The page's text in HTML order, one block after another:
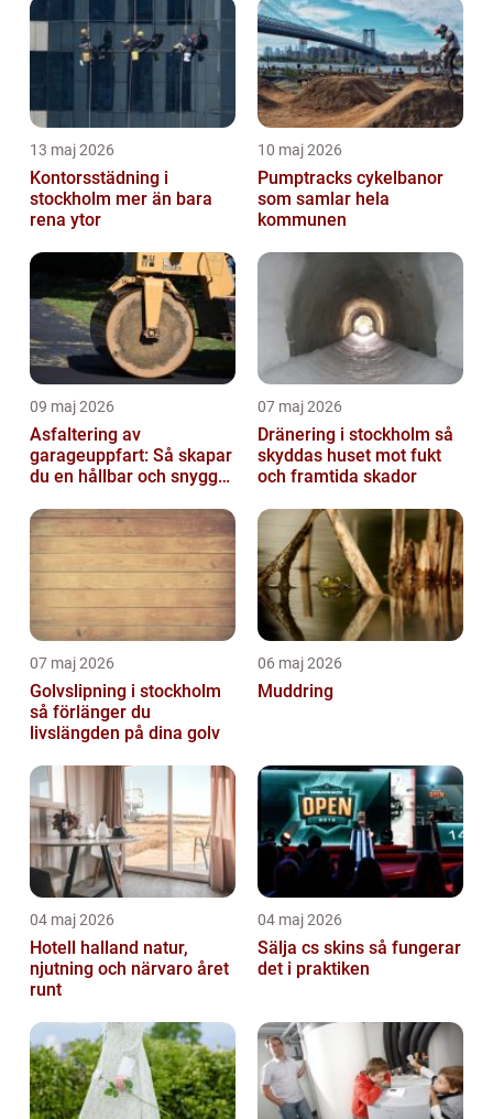
13 maj 2026
Kontorsstädning i
stockholm mer än bara
rena ytor
10 maj 2026
Pumptracks cykelbanor
som samlar hela
kommunen
09 maj 2026
Asfaltering av
garageuppfart: Så skapar
du en hållbar och snygg
07 maj 2026
Dränering i stockholm så
skyddas huset mot fukt
och framtida skador
07 maj 2026
Golvslipning i stockholm
så förlänger du
livslängden på dina golv
06 maj 2026
Muddring
04 maj 2026
Hotell halland natur,
njutning och närvaro året
runt
04 maj 2026
Sälja cs skins så fungerar
det i praktiken